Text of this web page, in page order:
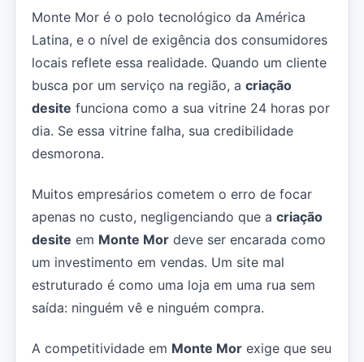
Monte Mor é o polo tecnológico da América
Latina, e o nível de exigência dos consumidores
locais reflete essa realidade. Quando um cliente
busca por um serviço na região, a criação
desite funciona como a sua vitrine 24 horas por
dia. Se essa vitrine falha, sua credibilidade
desmorona.
Muitos empresários cometem o erro de focar
apenas no custo, negligenciando que a criação
desite em Monte Mor deve ser encarada como
um investimento em vendas. Um site mal
estruturado é como uma loja em uma rua sem
saída: ninguém vê e ninguém compra.
A competitividade em Monte Mor exige que seu